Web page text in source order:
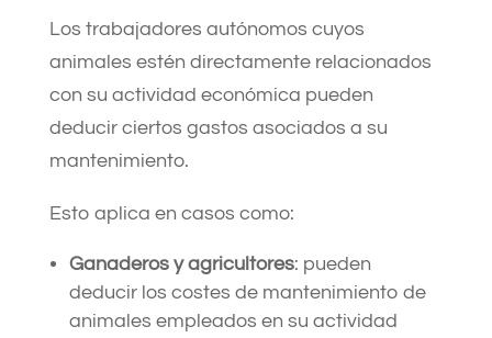
Los trabajadores autónomos cuyos
animales estén directamente relacionados
con su actividad económica pueden
deducir ciertos gastos asociados a su
mantenimiento.
Esto aplica en casos como:​
Ganaderos y agricultores: pueden
deducir los costes de mantenimiento de
animales empleados en su actividad